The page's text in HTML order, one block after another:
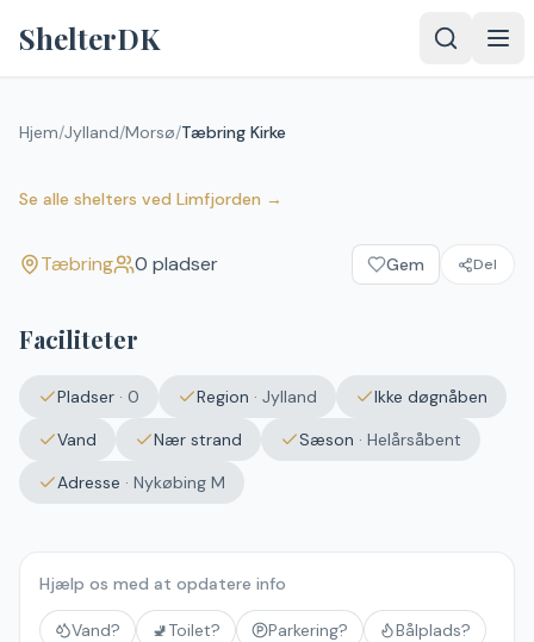
ShelterDK
Hjem/Jylland/Morsø/Tæbring Kirke
Se alle shelters ved Limfjorden →
Upload et
godkendelse.
billede
Ingen fil valgt
Tæbring Kirke
Tæbring
Tæbring 0 pladser Gem Del
Faciliteter
Pladser · 0 Region · Jylland
Ikke døgnåben
Vand
Nær strand Sæson · Helårsåbent
Adresse · Nykøbing M
Hjælp os med at opdatere info
Vand? 🚽Toilet? Parkering?
Bålplads?